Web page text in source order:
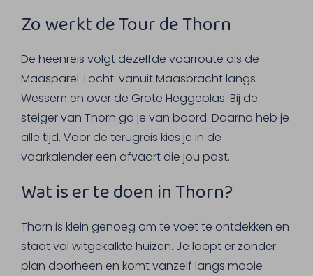
Zo werkt de Tour de Thorn
De heenreis volgt dezelfde vaarroute als de
Maasparel Tocht: vanuit Maasbracht langs
Wessem en over de Grote Heggeplas. Bij de
steiger van Thorn ga je van boord. Daarna heb je
alle tijd. Voor de terugreis kies je in de
vaarkalender een afvaart die jou past.
Wat is er te doen in Thorn?
Thorn is klein genoeg om te voet te ontdekken en
staat vol witgekalkte huizen. Je loopt er zonder
plan doorheen en komt vanzelf langs mooie